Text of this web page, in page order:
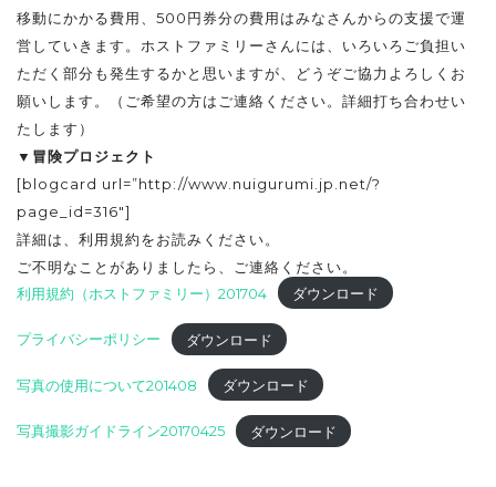
移動にかかる費用、500円券分の費用はみなさんからの支援で運
営していきます。ホストファミリーさんには、いろいろご負担い
ただく部分も発生するかと思いますが、どうぞご協力よろしくお
願いします。（ご希望の方はご連絡ください。詳細打ち合わせい
たします）
▼冒険プロジェクト
[blogcard url=”http://www.nuigurumi.jp.net/?
page_id=316″]
詳細は、利用規約をお読みください。
ご不明なことがありましたら、ご連絡ください。
利用規約（ホストファミリー）201704
ダウンロード
プライバシーポリシー ダウンロード
写真の使用について201408 ダウンロード
写真撮影ガイドライン20170425 ダウンロード